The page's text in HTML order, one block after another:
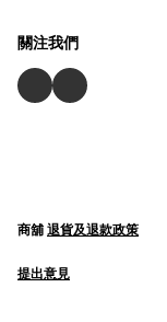
關注我們
商舖 退貨及退款政策
提出意見